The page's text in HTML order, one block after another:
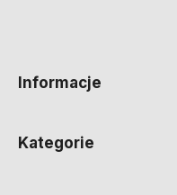
Informacje
Kategorie